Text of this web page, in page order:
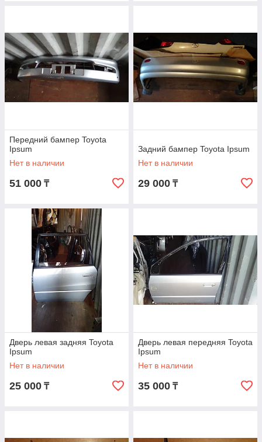
Передний бампер Toyota
Ipsum
Нет в наличии
51 000 ₸
Задний бампер Toyota Ipsum
Нет в наличии
29 000 ₸
Дверь левая задняя Toyota
Ipsum
Нет в наличии
25 000 ₸
Дверь левая передняя Toyota
Ipsum
Нет в наличии
35 000 ₸